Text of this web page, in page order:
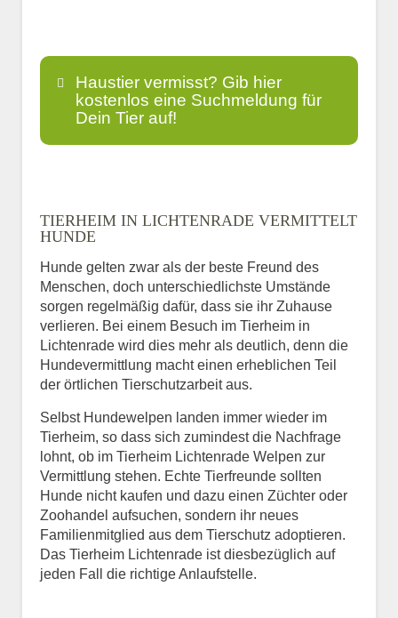
Haustier vermisst? Gib hier
kostenlos eine Suchmeldung für
Dein Tier auf!
E-Mail*
Informationen über das
Tier.
Art des Tiers*
TIERHEIM IN LICHTENRADE VERMITTELT
HUNDE
Hunde gelten zwar als der beste Freund des
Menschen, doch unterschiedlichste Umstände
sorgen regelmäßig dafür, dass sie ihr Zuhause
verlieren. Bei einem Besuch im Tierheim in
Lichtenrade wird dies mehr als deutlich, denn die
Hundevermittlung macht einen erheblichen Teil
der örtlichen Tierschutzarbeit aus.
Selbst Hundewelpen landen immer wieder im
Tierheim, so dass sich zumindest die Nachfrage
lohnt, ob im Tierheim Lichtenrade Welpen zur
Vermittlung stehen. Echte Tierfreunde sollten
Hunde nicht kaufen und dazu einen Züchter oder
Zoohandel aufsuchen, sondern ihr neues
Familienmitglied aus dem Tierschutz adoptieren.
Das Tierheim Lichtenrade ist diesbezüglich auf
jeden Fall die richtige Anlaufstelle.